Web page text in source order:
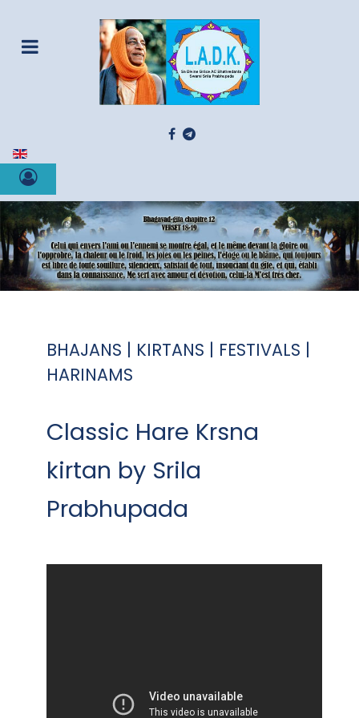
Sélectionnez votre langue
BHAJANS | KIRTANS | FESTIVALS |
HARINAMS
Classic Hare Krsna
kirtan by Srila
Prabhupada